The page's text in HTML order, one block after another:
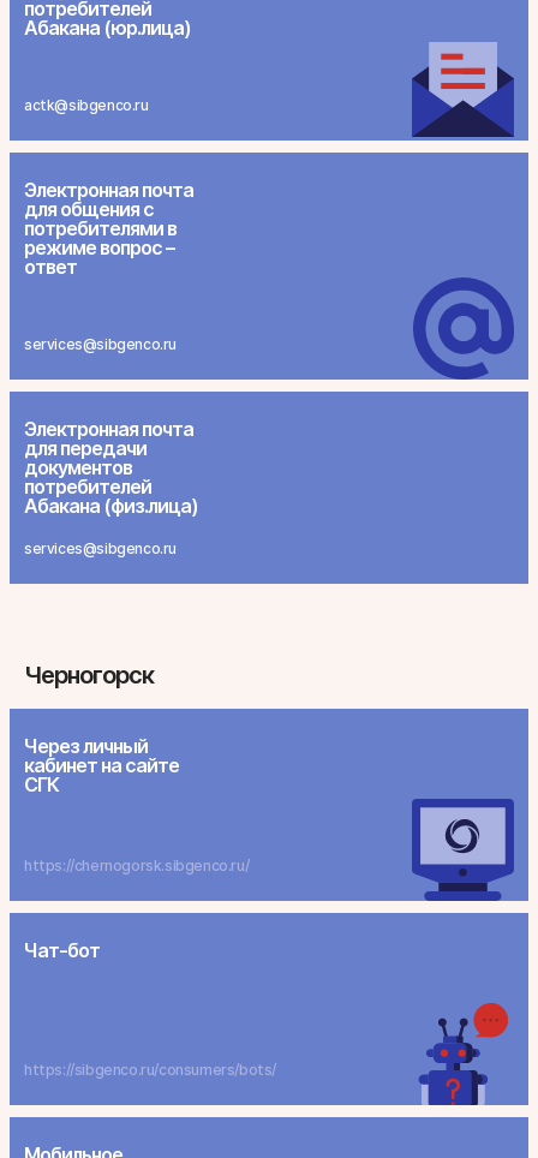
потребителей
Абакана (юр.лица)
actk@sibgenco.ru
Электронная почта
для общения с
потребителями в
режиме вопрос –
ответ
services@sibgenco.ru
Электронная почта
для передачи
документов
потребителей
Абакана (физ.лица)
services@sibgenco.ru
Черногорск
Через личный
кабинет на сайте
СГК
https://chernogorsk.sibgenco.ru/
Чат-бот
https://sibgenco.ru/consumers/bots/